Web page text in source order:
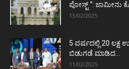
ಪೋಸ್ಟ್‌ “: ಜಾಮೀನು
13/02/2025
5 ವರ್ಷದಲ್ಲಿ 20 ಲಕ್ಷ
ಬಿಡುಗಡೆ ಮಾಡಿದ...
11/02/2025